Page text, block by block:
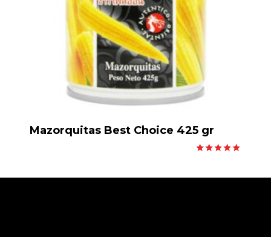
Mazorquitas Best Choice 425 gr
5.00